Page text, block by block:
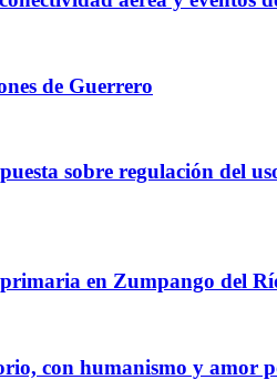
de Guerrero
sobre regulación del
en Zumpango del
con humanismo y amor